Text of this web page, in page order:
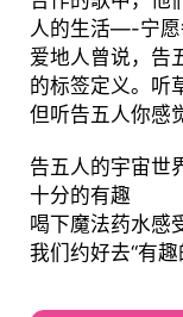
人的生活—-宁愿
爱地人曾说，告
的标签定义。听
但听告五人你感
告五人的宇宙世
十分的有趣
喝下魔法药水感
我们约好去“有趣